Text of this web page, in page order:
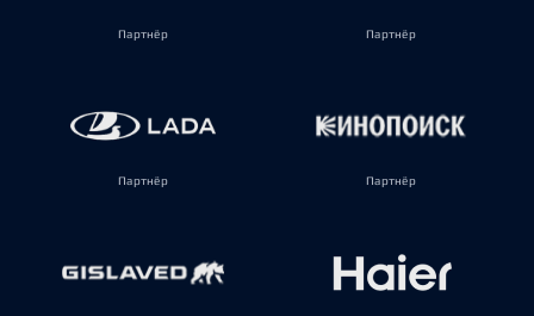
Партнёр Партнёр
Партнёр Партнёр